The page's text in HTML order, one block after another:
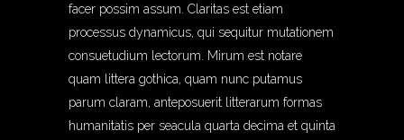
facer possim assum. Claritas est etiam
processus dynamicus, qui sequitur mutationem
consuetudium lectorum. Mirum est notare
quam littera gothica, quam nunc putamus
parum claram, anteposuerit litterarum formas
humanitatis per seacula quarta decima et quinta